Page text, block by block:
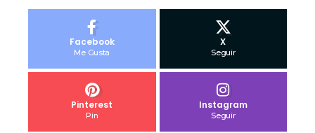
Facebook
Me Gusta
X
Seguir
Pinterest
Pin
Instagram
Seguir